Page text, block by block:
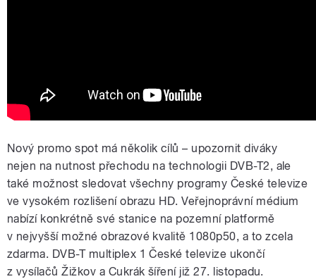
Nový promo spot má několik cílů – upozornit diváky
nejen na nutnost přechodu na technologii DVB-T2, ale
také možnost sledovat všechny programy České televize
ve vysokém rozlišení obrazu HD. Veřejnoprávní médium
nabízí konkrétně své stanice na pozemní platformě
v nejvyšší možné obrazové kvalitě 1080p50, a to zcela
zdarma. DVB-T multiplex 1 České televize ukončí
z vysílačů Žižkov a Cukrák šíření již 27. listopadu.